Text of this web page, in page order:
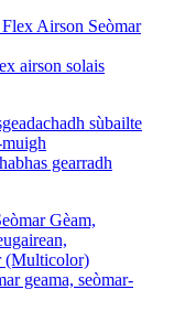
airson solais
gearradh
geama, seòmar-